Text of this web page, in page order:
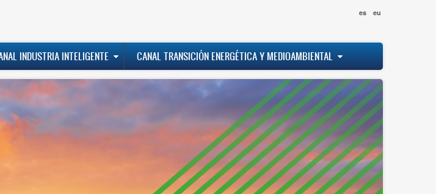
es eu
INDUSTRIA INTELIGENTE CANAL TRANSICIÓN ENERGÉTICA Y MEDIOAMBIENTAL